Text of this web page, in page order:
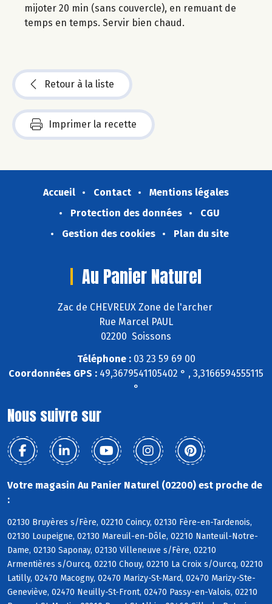
mijoter 20 min (sans couvercle), en remuant de
temps en temps. Servir bien chaud.
Retour à la liste
Imprimer la recette
Accueil Contact
Mentions légales
Protection des données
CGU
Gestion des cookies
Plan du site
Au Panier Naturel
Zac de CHEVREUX Zone de l'archer
Rue Marcel PAUL
02200 Soissons
Téléphone :03 23 59 69 00
Coordonnées GPS : 49,3679541105402 ° , 3,3166594555115
°
Nous suivre sur
Votre magasin Au Panier Naturel (02200) est proche de
:
02130 Bruyères s/Fère, 02210 Coincy, 02130 Fère-en-Tardenois,
02130 Loupeigne, 02130 Mareuil-en-Dôle, 02210 Nanteuil-Notre-
Dame, 02130 Saponay, 02130 Villeneuve s/Fère, 02210
Armentières s/Ourcq, 02210 Chouy, 02210 La Croix s/Ourcq, 02210
Latilly, 02470 Macogny, 02470 Marizy-St-Mard, 02470 Marizy-Ste-
Geneviève, 02470 Neuilly-St-Front, 02470 Passy-en-Valois, 02210